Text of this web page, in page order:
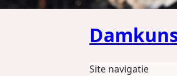
Site navigatie